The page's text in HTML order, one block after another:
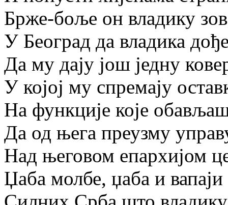
Брже-боље он владику
У Београд да владика
Да му дају још једну
У којој му спремају
На функције које
Да од њега преузму
Над његовом епархијом
Џаба молбе, џаба и вапаји